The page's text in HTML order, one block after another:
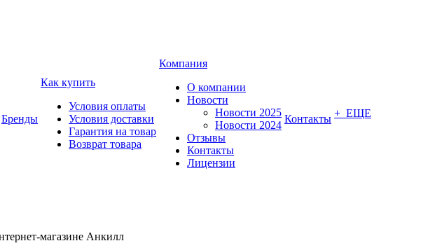
Бренды
Как купить
Условия оплаты
Условия доставки
Гарантия на товар
Возврат товара
Компания
О компании
Новости
Новости 2025
Новости 2024
Отзывы
Контакты
Лицензии
Контакты + ЕЩЕ
магазине Анкилл